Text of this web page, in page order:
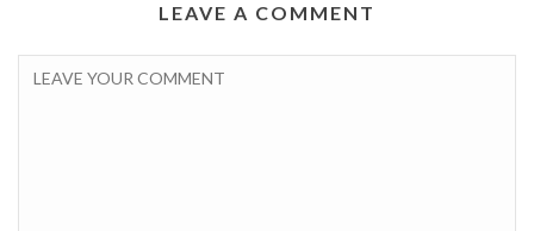
LEAVE A COMMENT